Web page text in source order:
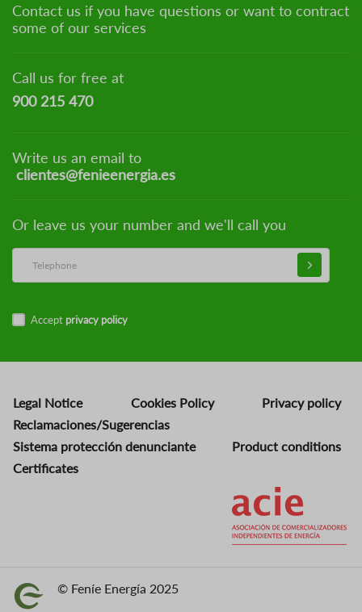
Contact us if you have questions or want to contract
some of our services
Call us for free at
900 215 470
Write us an email to
clientes@fenieenergia.es
Or leave us your number and we'll call you
Accept privacy policy
Legal Notice Cookies Policy
Privacy policy
Reclamaciones/Sugerencias
Sistema protección denunciante
Product conditions
Certificates
Image © Feníe Energía 2025